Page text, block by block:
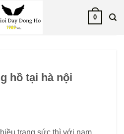
0
hồ tại hà nội
trang sức thì với nam